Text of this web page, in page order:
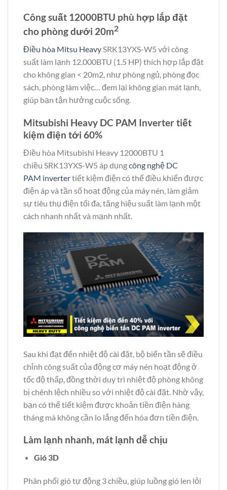
Công suất 12000BTU phù hợp lắp đặt
cho phòng dưới 20m2
Điều hòa Mitsu HeavySRK13YXS-W5 với công
suất làm lạnh 12.000BTU (1.5 HP) thích hợp lắp đặt
cho không gian < 20m2, như phòng ngủ, phòng đọc
sách, phòng làm việc… đem lại không gian mát lạnh,
giúp bạn tận hưởng cuộc sống.
Mitsubishi Heavy DC PAM Inverter tiết
kiệm điện tới 60%
Điều hòa Mitsubishi Heavy 12000BTU 1
chiều SRK13YXS-W5 áp dụngcông nghệ DC
PAM invertertiết kiệm điện có thể điều khiển được
điện áp và tần số hoạt động của máy nén, làm giảm
sự tiêu thụ điện tối đa, tăng hiệu suất làm lạnh một
cách nhanh nhất và mạnh nhất.
Sau khi đạt đến nhiệt độ cài đặt, bộ biến tần sẽ điều
chỉnh công suất của động cơ máy nén hoạt động ở
tốc độ thấp, đồng thời duy trì nhiệt độ phòng không
bị chênh lệch nhiều so với nhiệt độ cài đặt. Nhờ vậy,
bạn có thể tiết kiệm được khoản tiền điện hàng
tháng mà không cần lo lắng đến hóa đơn tiền điện.
Làm lạnh nhanh, mát lạnh dễ chịu
Gió 3D
Phân phối gió tự động 3 chiều, giúp luồng gió len lỏi